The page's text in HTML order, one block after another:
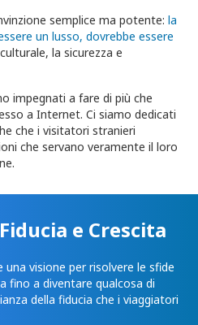
semplice ma potente: la
un lusso, dovrebbe essere
la sicurezza e
impegnati a fare di più che
a Internet. Ci siamo dedicati
che i visitatori stranieri
che servano veramente il loro
e Crescita
visione per risolvere le sfide
fino a diventare qualcosa di
della fiducia che i viaggiatori